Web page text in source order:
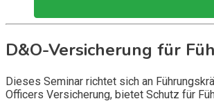
D&O-Versicherung für
Dieses Seminar richtet sich an
Officers Versicherung, bietet Schutz für